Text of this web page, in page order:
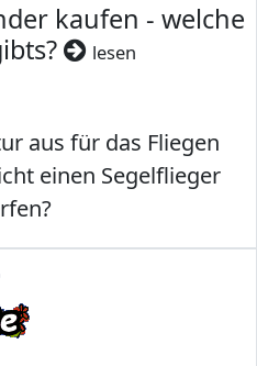
kaufen - welche
lesen
aus für das Fliegen
einen Segelflieger